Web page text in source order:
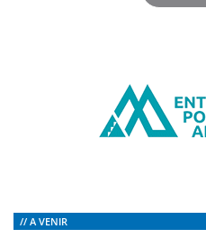
// A VENIR